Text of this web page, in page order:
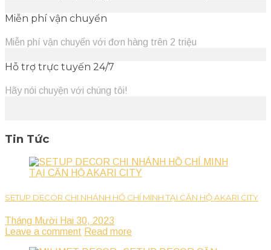
Miễn phí vận chuyển
Miễn phí vận chuyển với đơn hàng trên 2 triệu
Hỗ trợ trực tuyến 24/7
Hãy nói chuyện với chúng tôi!
Tin Tức
SETUP DECOR CHI NHÁNH HỒ CHÍ MINH TẠI CĂN HỘ AKARI CITY
Tháng Mười Hai 30, 2023
Leave a comment Read more